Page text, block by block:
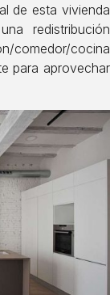
de esta vivienda
redistribución
comedor/cocina
para aprovechar